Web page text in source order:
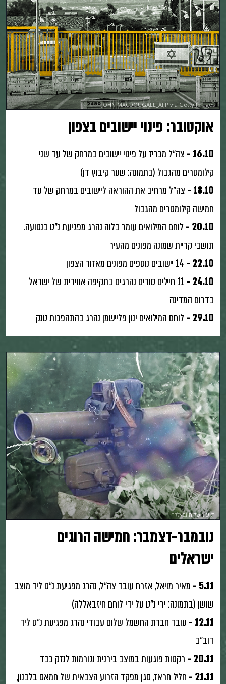
JOHN MACDOUGALL_AFP via Getty Images
אוקטובר: פינוי יישובים בצפון
16.10 -
צה״ל מכריז על פינוי יישובים במרחק של עד שני
קילומטרים מהגבול (בתמונה: שער קיבוץ דן)
18.10 -
צה״ל מרחיב את ההוראה ליישובים במרחק של עד
חמישה קילומטרים מהגבול
20.10 - לוחם המילואים עומר בלוה נהרג מפגיעת נ״ט בנטועה.
תושבי קריית שמונה מפונים מהעיר
22.10 -
24.10 -
11 חיילים סורים נהרגים בתקיפה אווירית של ישראל
בדרום המדינה
29.10 - לוחם המילואים ינון פליישמן נהרג בהתהפכות טנק
תיעוד של חיזבאללה
נובמבר-דצמבר: חמישה הרוגים
ישראלים
5.11 -
מאיר מויאל, אזרח עובד צה״ל, נהרג מפגיעת נ״ט ליד מוצב
שושן (בתמונה: ירי נ״ט על ידי לוחם חיזבאללה)
12.11 -
עובד חברת החשמל שלום עבודי נהרג מפגיעת נ״ט ליד
דוב״ב
20.11 -
רקטות פוגעות במוצב בירנית וגורמות לנזק כבד
21.11 -
חליל חראז, סגן מפקד הזרוע הצבאית של חמאס בלבנון,